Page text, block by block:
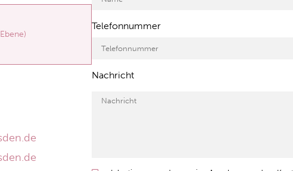
Telefonnummer
Nachricht